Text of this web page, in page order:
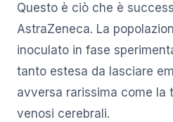
Questo è ciò che è
AstraZeneca. La
inoculato in fase
tanto estesa da lasciare
avversa rarissima come la
venosi cerebrali.